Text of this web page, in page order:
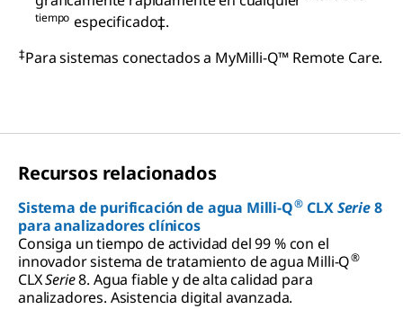
tiempo especificado‡.
‡Para sistemas conectados a MyMilli-Q™ Remote Care.
Recursos relacionados
Sistema de purificación de agua Milli-Q® CLXSerie8
para analizadores clínicos
Consiga un tiempo de actividad del 99 % con el
innovador sistema de tratamiento de agua Milli-Q®
CLXSerie8. Agua fiable y de alta calidad para
analizadores. Asistencia digital avanzada.